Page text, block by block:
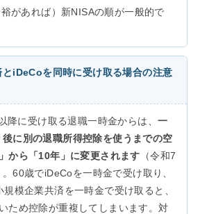
があれば）新NISAの順が一般的で
iDeCoを同時に受け取る場合の注意
降に受け取る退職一時金からは、 一
に別の退職所得控除を使うまでの空
から「10年」に変更されます （令和7
60歳でiDeCoを一時金で受け取り、
模企業共済を一時金で受け取ると、
ため控除が重複してしまいます。対